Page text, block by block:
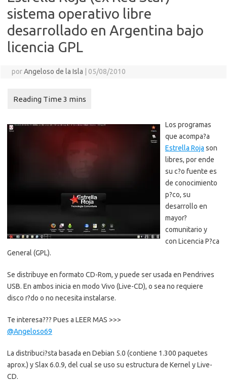
sistema operativo libre
desarrollado en Argentina bajo
licencia GPL
porAngeloso de la Isla 05/08/2010
Los programas
que acompa?a
Estrella Roja son
libres, por ende
su c?o fuente es
de conocimiento
p?co, su
desarrollo en
mayor?
comunitario y
con Licencia P?ca
General (GPL).
Se distribuye en formato CD-Rom, y puede ser usada en Pendrives
USB. En ambos inicia en modo Vivo (Live-CD), o sea no requiere
disco r?do o no necesita instalarse.
Te interesa??? Pues a LEER MAS >>>
@Angeloso69
La distribuci?sta basada en Debian 5.0 (contiene 1.300 paquetes
aprox.) y Slax 6.0.9, del cual se uso su estructura de Kernel y Live-
CD.